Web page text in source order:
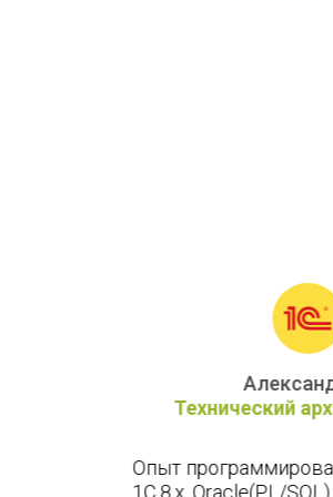
Конфигурации: 1С
Розница (2 и 3.0)